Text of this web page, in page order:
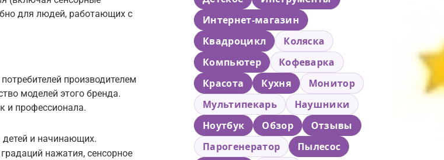
для людей, работающих с
производителем
моделей этого бренда.
и профессионала.
детей и начинающих.
нажатия, сенсорное
Интернет-магазин
Квадроцикл
Коляска
Компьютер
Кофеварка
Красота
Кухня
Монитор
Мультипекарь
Наушники
Ноутбук
Обзор
Отзывы
Парогенератор
Пылесос